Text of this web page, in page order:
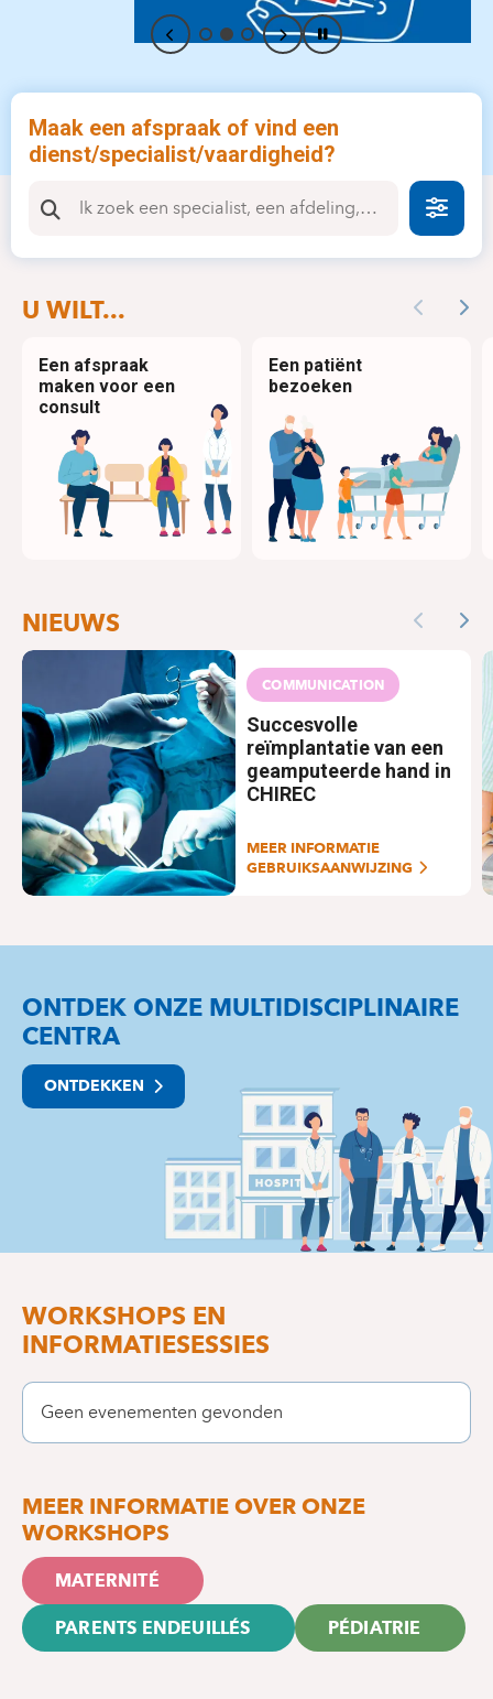
Maak een afspraak of vind een
dienst/specialist/vaardigheid?
Faire
U WILT... Previous
Een afspraak
maken voor een
consult
Een patiënt
bezoeken
NIEUWS Previous
COMMUNICATION
Succesvolle
reïmplantatie van een
geamputeerde hand in
CHIREC
MEER INFORMATIE
GEBRUIKSAANWIJZING
ONTDEK ONZE MULTIDISCIPLINAIRE
CENTRA
ONTDEKKEN
WORKSHOPS EN
INFORMATIESESSIES
Geen evenementen gevonden
MEER INFORMATIE OVER ONZE
WORKSHOPS
MATERNITÉ
PARENTS ENDEUILLÉS PÉDIATRIE